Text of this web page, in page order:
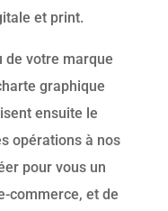
et print.
de votre marque
graphique
ensuite le
opérations à nos
pour vous un
commerce, et de